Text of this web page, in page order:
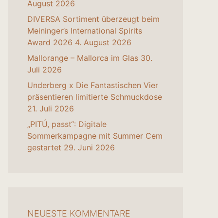
August 2026
DIVERSA Sortiment überzeugt beim
Meininger’s International Spirits
Award 2026 4. August 2026
Mallorange – Mallorca im Glas 30.
Juli 2026
Underberg x Die Fantastischen Vier
präsentieren limitierte Schmuckdose
21. Juli 2026
„PITÚ, passt“: Digitale
Sommerkampagne mit Summer Cem
gestartet 29. Juni 2026
NEUESTE KOMMENTARE